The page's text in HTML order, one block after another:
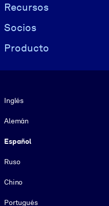
Recursos
Socios
Producto
Inglés
Alemán
Español
Ruso
Chino
Portugués